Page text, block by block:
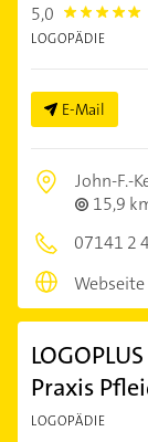
5,0 5.0
LOGOPÄDIE
E-Mail
John-F.-
15,9
07141 2
Webseite
Praxis
LOGOPÄDIE